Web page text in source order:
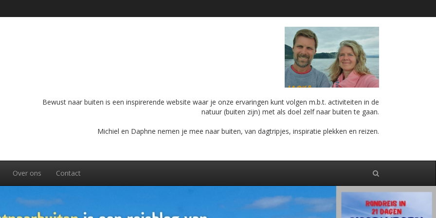
je rondreis door Zuid-Midden Noorwegen
panoramatocht in Chamonix
met de camper
bergweg op je bucketlist hoort
Bewust naar buiten is een inspirerende website waar je onze ervaringen kunt volgen m.b.t. activiteiten in de
natuur (buiten zijn) met als doel zelf naar buiten te gaan.
Michiel en Daphne nemen je mee naar buiten, van dagtripjes, inspiratie plekken en reizen.
Over ons Contact